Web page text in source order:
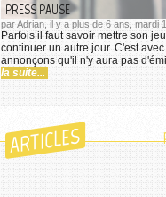
PRESS PAUSE
par Adrian, il y a plus de 6 ans, mardi
Parfois il faut savoir mettre son
continuer un autre jour. C'est
annonçons qu'il n'y aura pas
la suite...
ARTICLES